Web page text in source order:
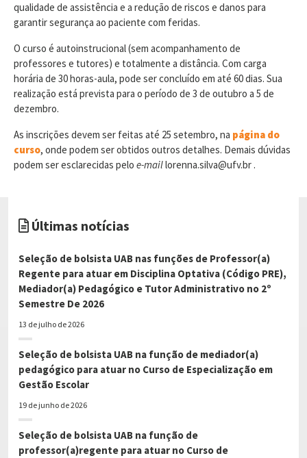
qualidade de assistência e a redução de riscos e danos para
garantir segurança ao paciente com feridas.
O curso é autoinstrucional (sem acompanhamento de
professores e tutores) e totalmente a distância. Com carga
horária de 30 horas-aula, pode ser concluído em até 60 dias. Sua
realização está prevista para o período de 3 de outubro a 5 de
dezembro.
As inscrições devem ser feitas até 25 setembro, na página do
curso, onde podem ser obtidos outros detalhes. Demais dúvidas
podem ser esclarecidas pelo e-maillorenna.silva@ufv.br .
Últimas notícias
Seleção de bolsista UAB nas funções de Professor(a)
Regente para atuar em Disciplina Optativa (Código PRE),
Mediador(a) Pedagógico e Tutor Administrativo no 2º
Semestre De 2026
13 de julho de 2026
Seleção de bolsista UAB na função de mediador(a)
pedagógico para atuar no Curso de Especialização em
Gestão Escolar
19 de junho de 2026
Seleção de bolsista UAB na função de
professor(a)regente para atuar no Curso de